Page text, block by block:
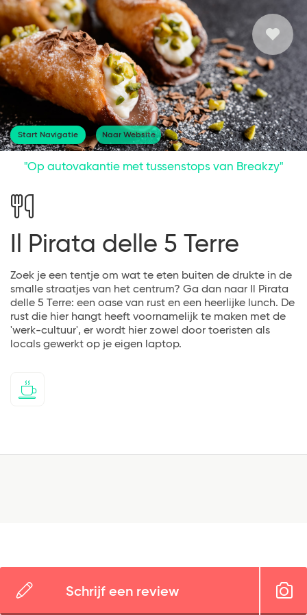
Naar Website
Start Navigatie
"Op autovakantie met tussenstops van Breakzy"
Il Pirata delle 5 Terre
Zoek je een tentje om wat te eten buiten de drukte in de
smalle straatjes van het centrum? Ga dan naar Il Pirata
delle 5 Terre: een oase van rust en een heerlijke lunch. De
rust die hier hangt heeft voornamelijk te maken met de
'werk-cultuur', er wordt hier zowel door toeristen als
locals gewerkt op je eigen laptop.
Schrijf een review